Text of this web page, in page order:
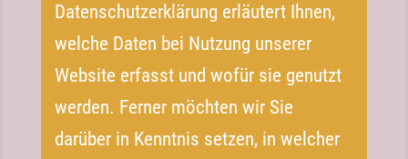
Datenschutzerklärung erläutert Ihnen,
welche Daten bei Nutzung unserer
Website erfasst und wofür sie genutzt
werden. Ferner möchten wir Sie
darüber in Kenntnis setzen, in welcher